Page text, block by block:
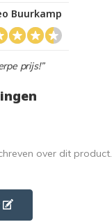
Buurkamp
prijs!”
over dit product.